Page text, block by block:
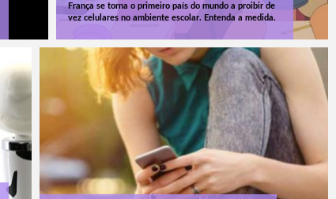
França se torna o primeiro país do mundo a proibir de
vez celulares no ambiente escolar. Entenda a medida.